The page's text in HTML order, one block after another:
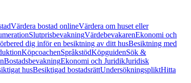
Värdera bostad onlineVärdera om huset eller
SlutprisbevakningVärdebevakarenEkonomi och
dig inför en besiktning av ditt husBesiktning med
KöpcoachenSpråkstödKöpguidenSök &
BostadsbevakningEkonomi och JuridikJuridisk
husBesiktigad bostadsrättUndersökningspliktHitta